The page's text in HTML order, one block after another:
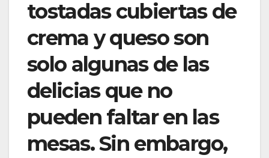
tostadas cubiertas de
crema y queso son
solo algunas de las
delicias que no
pueden faltar en las
mesas. Sin embargo,